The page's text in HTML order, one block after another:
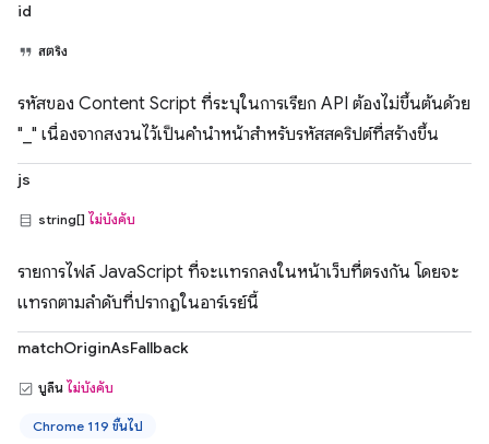
id
สตริง
รหัสของ Content Script ที่ระบุในการเรียก API ต้องไม่ขึ้นต้นด้วย
"_" เนื่องจากสงวนไว้เป็นคำนำหน้าสำหรับรหัสสคริปต์ที่สร้างขึ้น
js
string[] ไม่บังคับ
รายการไฟล์ JavaScript ที่จะแทรกลงในหน้าเว็บที่ตรงกัน โดยจะ
แทรกตามลำดับที่ปรากฏในอาร์เรย์นี้
matchOriginAsFallback
บูลีน ไม่บังคับ
Chrome 119 ขึ้นไป